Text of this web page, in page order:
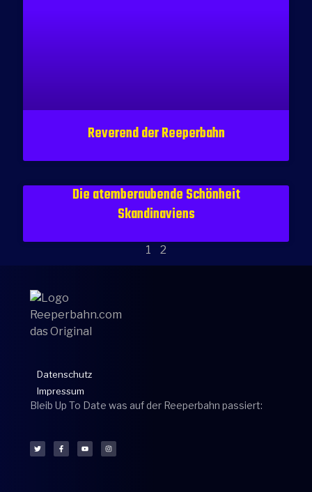
Reverend der Reeperbahn
Die atemberaubende Schönheit
Skandinaviens
1 2
Datenschutz
Impressum
Bleib Up To Date was auf der Reeperbahn passiert: